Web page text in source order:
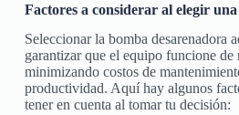
Factores a considerar al elegir
Seleccionar la bomba desarenadora
garantizar que el equipo funcione de
minimizando costos de
productividad. Aquí hay algunos
tener en cuenta al tomar tu decisión: